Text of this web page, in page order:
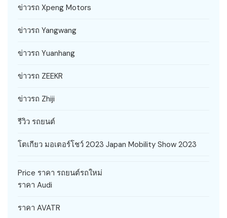
ข่าวรถ Xpeng Motors
ข่าวรถ Yangwang
ข่าวรถ Yuanhang
ข่าวรถ ZEEKR
ข่าวรถ Zhiji
รีวิว รถยนต์
โตเกียว มอเตอร์โชว์ 2023 Japan Mobility Show 2023
Price ราคา รถยนต์รถใหม่
ราคา Audi
ราคา AVATR